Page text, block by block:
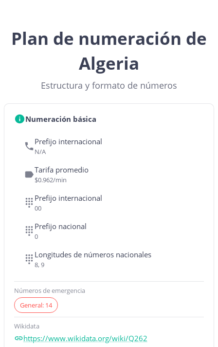
Plan de numeración de
Algeria
Estructura y formato de números
Numeración básica
Prefijo internacional
N/A
Tarifa promedio
$0.962/min
Prefijo internacional
00
Prefijo nacional
0
Longitudes de números nacionales
8, 9
Números de emergencia
General: 14
Wikidata
https://www.wikidata.org/wiki/Q262